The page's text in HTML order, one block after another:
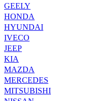
GEELY
HONDA
HYUNDAI
IVECO
JEEP
KIA
MAZDA
MERCEDES
MITSUBISHI